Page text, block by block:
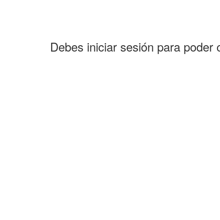
Debes iniciar sesión para poder